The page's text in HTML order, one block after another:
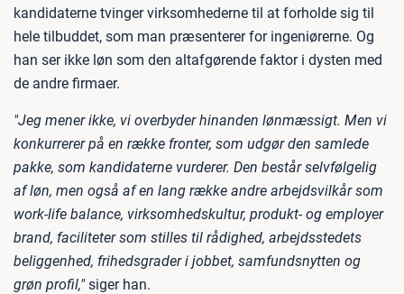
kandidaterne tvinger virksomhederne til at forholde sig til
hele tilbuddet, som man præsenterer for ingeniørerne. Og
han ser ikke løn som den altafgørende faktor i dysten med
de andre firmaer.
"Jeg mener ikke, vi overbyder hinanden lønmæssigt. Men vi
konkurrerer på en række fronter, som udgør den samlede
pakke, som kandidaterne vurderer. Den består selvfølgelig
af løn, men også af en lang række andre arbejdsvilkår som
work-life balance, virksomhedskultur, produkt- og employer
brand, faciliteter som stilles til rådighed, arbejdsstedets
beliggenhed, frihedsgrader i jobbet, samfundsnytten og
grøn profil,"siger han.